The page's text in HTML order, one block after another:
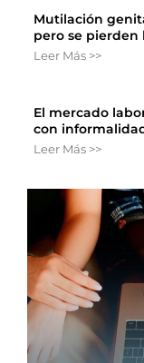
Mutilación
pero se pierden
Leer Más >>
El mercado
con
Leer Más >>